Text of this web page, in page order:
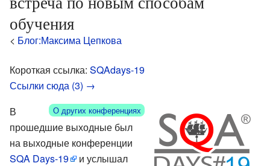
обучения
< Блог:Максима Цепкова
Короткая ссылка: SQAdays-19
Ссылки сюда (3) →
О других конференциях
В
прошедшие выходные был
на выходные конференции
SQA Days-19
и услышал